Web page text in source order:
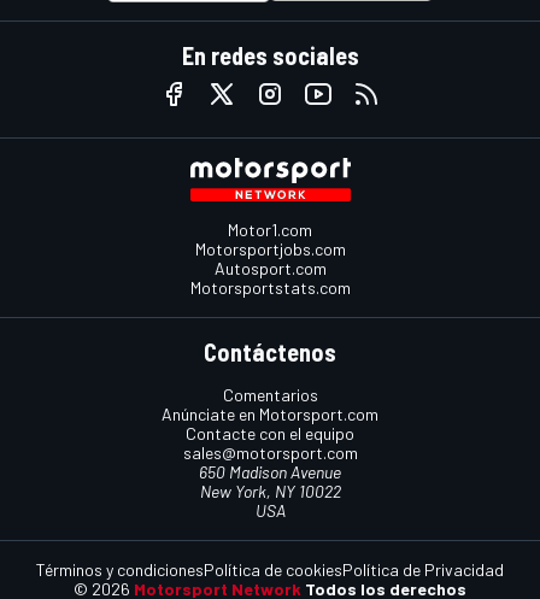
En redes sociales
Motor1.com
Motorsportjobs.com
Autosport.com
Motorsportstats.com
Contáctenos
Comentarios
Anúnciate en Motorsport.com
Contacte con el equipo
sales@motorsport.com
650 Madison Avenue
New York, NY 10022
USA
© 2026 Motorsport Network Todos los derechos
Términos y condicionesPolítica de cookiesPolítica de Privacidad